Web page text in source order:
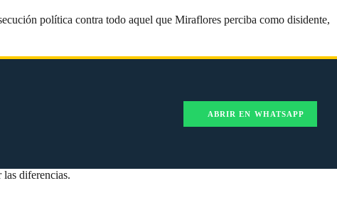
política contra todo aquel que Miraflores perciba como disidente,
ABRIR EN WHATSAPP
diferencias.